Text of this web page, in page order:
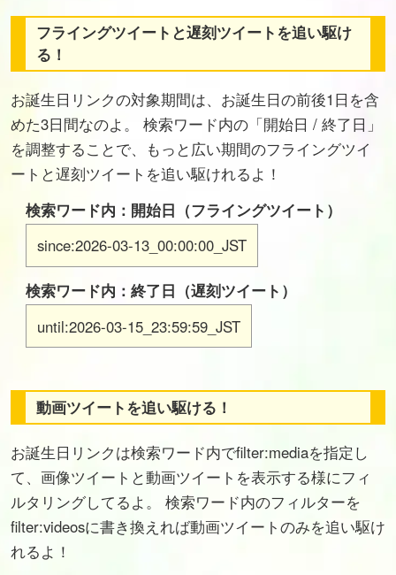
フライングツイートと遅刻ツイートを追い駆け
る！
お誕生日リンクの対象期間は、お誕生日の前後1日を含
めた3日間なのよ。 検索ワード内の「開始日 / 終了日」
を調整することで、もっと広い期間のフライングツイ
ートと遅刻ツイートを追い駆けれるよ！
検索ワード内：開始日（フライングツイート）
since:2026-03-13_00:00:00_JST
検索ワード内：終了日（遅刻ツイート）
until:2026-03-15_23:59:59_JST
動画ツイートを追い駆ける！
お誕生日リンクは検索ワード内でfilter:mediaを指定し
て、画像ツイートと動画ツイートを表示する様にフィ
ルタリングしてるよ。 検索ワード内のフィルターを
filter:videosに書き換えれば動画ツイートのみを追い駆け
れるよ！